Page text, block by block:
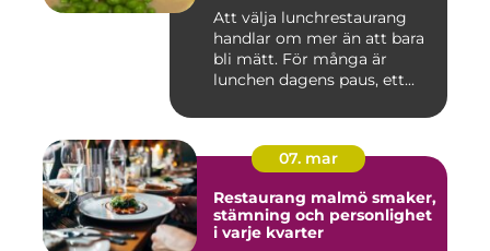
Att välja lunchrestaurang
handlar om mer än att bara
bli mätt. För många är
lunchen dagens paus, ett...
07. mar
Restaurang malmö smaker,
stämning och personlighet
i varje kvarter